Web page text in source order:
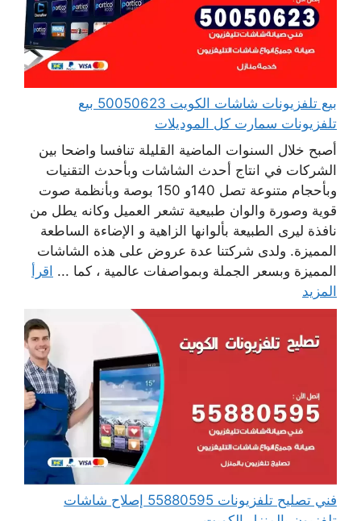
بيع تلفزيونات شاشات الكويت 50050623 بيع
تلفزيونات سمارت كل الموديلات
أصبح خلال السنوات الماضية القليلة تنافسا واضحا بين
الشركات في انتاج أحدث الشاشات وبأحدث التقنيات
وبأحجام متنوعة تصل 140و 150 بوصة وبأنظمة صوت
قوية وصورة والوان طبيعية تشعر العميل وكانه يطل من
نافذة ليرى الطبيعة بألوانها الزاهية و الإضاءة الساطعة
المميزة. ولدى شركتنا عدة عروض على هذه الشاشات
المميزة وبسعر الجملة وبمواصفات عالمية ، كما ... اقرأ
المزيد
فني تصليح تلفزيونات 55880595 إصلاح شاشات